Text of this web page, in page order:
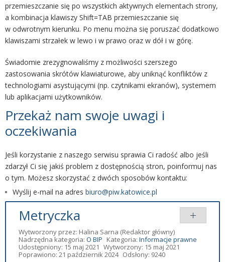
przemieszczanie się po wszystkich aktywnych elementach strony,
a kombinacja klawiszy Shift=TAB przemieszczanie się
w odwrotnym kierunku. Po menu można się poruszać dodatkowo
klawiszami strzałek w lewo i w prawo oraz w dół i w górę.
Świadomie zrezygnowaliśmy z możliwości szerszego
zastosowania skrótów klawiaturowe, aby uniknąć konfliktów z
technologiami asystującymi (np. czytnikami ekranów), systemem
lub aplikacjami użytkowników.
Przekaż nam swoje uwagi i
oczekiwania
Jeśli korzystanie z naszego serwisu sprawia Ci radość albo jeśli
zdarzył Ci się jakiś problem z dostępnością stron, poinformuj nas
o tym. Możesz skorzystać z dwóch sposobów kontaktu:
Wyślij e-mail na adres biuro@piw.katowice.pl
Metryczka
Wytworzony przez: Halina Sarna (Redaktor główny)
Nadrzędna kategoria: O BIP Kategoria: Informacje prawne
Udostępniony: 15 maj 2021 Wytworzony: 15 maj 2021
Poprawiono: 21 październik 2024 Odsłony: 9240